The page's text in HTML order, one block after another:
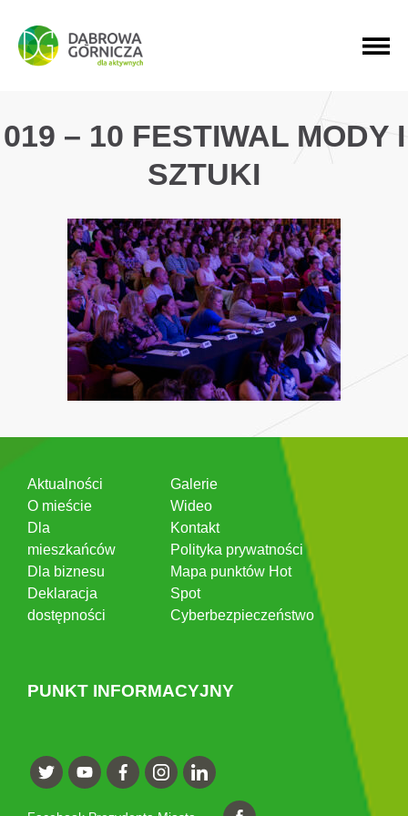
PRZEJDŹ DO MENU GŁÓWNEGO
PRZEJDŹ DO WYSZUKIWARKI
PRZEJDŹ DO TREŚCI
019 – 10 FESTIWAL MODY I
SZTUKI
Aktualności
O mieście
Dla
mieszkańców
Dla biznesu
Deklaracja
dostępności
Galerie
Wideo
Kontakt
Polityka prywatności
Mapa punktów Hot
Spot
Cyberbezpieczeństwo
PUNKT INFORMACYJNY